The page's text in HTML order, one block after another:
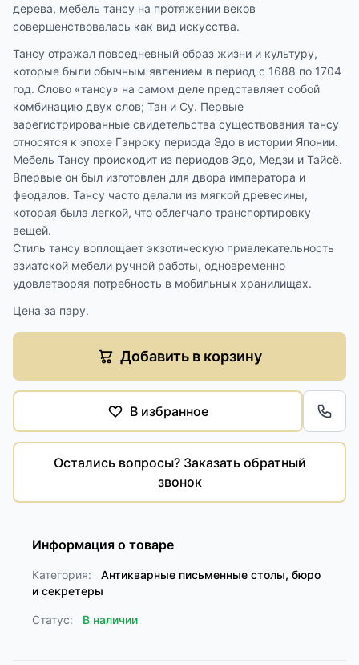
дерева, мебель тансу на протяжении веков
совершенствовалась как вид искусства.
Тансу отражал повседневный образ жизни и культуру,
которые были обычным явлением в период с 1688 по 1704
год. Слово «тансу» на самом деле представляет собой
комбинацию двух слов; Тан и Су. Первые
зарегистрированные свидетельства существования тансу
относятся к эпохе Гэнроку периода Эдо в истории Японии.
Мебель Тансу происходит из периодов Эдо, Медзи и Тайсё.
Впервые он был изготовлен для двора императора и
феодалов. Тансу часто делали из мягкой древесины,
которая была легкой, что облегчало транспортировку
вещей.
Стиль тансу воплощает экзотическую привлекательность
азиатской мебели ручной работы, одновременно
удовлетворяя потребность в мобильных хранилищах.
Цена за пару.
Добавить в корзину
В избранное
Остались вопросы? Заказать обратный
звонок
Информация о товаре
Категория:
Антикварные письменные столы, бюро
и секретеры
Статус: В наличии